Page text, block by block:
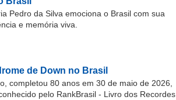
Pedro da Silva emociona o Brasil com sua
e memória viva.
de Down no Brasil
completou 80 anos em 30 de maio de 2026,
pelo RankBrasil - Livro dos Recordes